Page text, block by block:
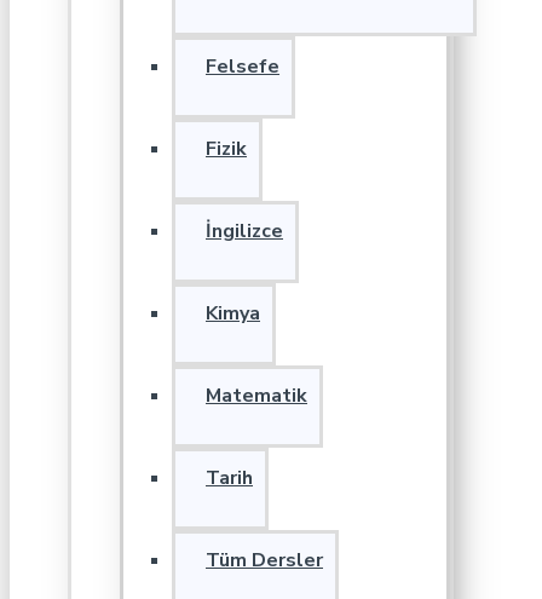
Felsefe
Fizik
İngilizce
Kimya
Matematik
Tarih
Tüm Dersler